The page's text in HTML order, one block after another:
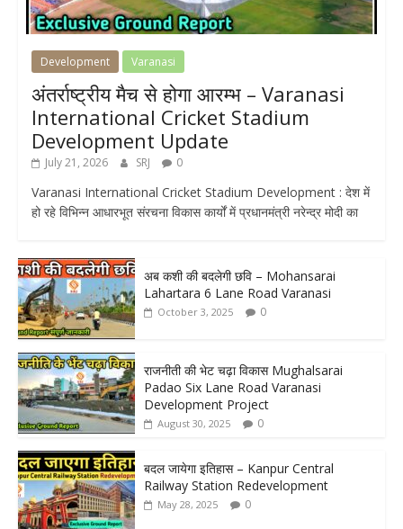
Development Varanasi
अंतर्राष्ट्रीय मैच से होगा आरम्भ – Varanasi
International Cricket Stadium
Development Update
July 21, 2026 SRJ 0
Varanasi International Cricket Stadium Development : देश में
हो रहे विभिन्न आधारभूत संरचना विकास कार्यों में प्रधानमंत्री नरेन्द्र मोदी का
अब कशी की बदलेगी छवि – Mohansarai
Lahartara 6 Lane Road Varanasi
October 3, 2025 0
राजनीती की भेट चढ़ा विकास Mughalsarai
Padao Six Lane Road Varanasi
Development Project
August 30, 2025 0
बदल जायेगा इतिहास – Kanpur Central
Railway Station Redevelopment
May 28, 2025 0